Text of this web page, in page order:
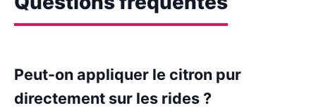
Peut-on appliquer le citron pur
directement sur les rides ?